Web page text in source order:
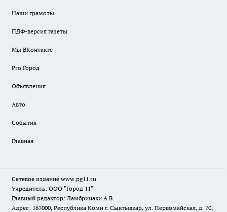
Наши грамоты
ПДФ-версия газеты
Мы ВКонтакте
Pro Город
Объявления
Авто
События
Главная
Сетевое издание www.pg11.ru
Учредитель: ООО "Город 11"
Главный редактор: Ламбринаки А.В.
Адрес: 167000, Республика Коми г. Сыктывкар, ул. Первомайская, д. 70,